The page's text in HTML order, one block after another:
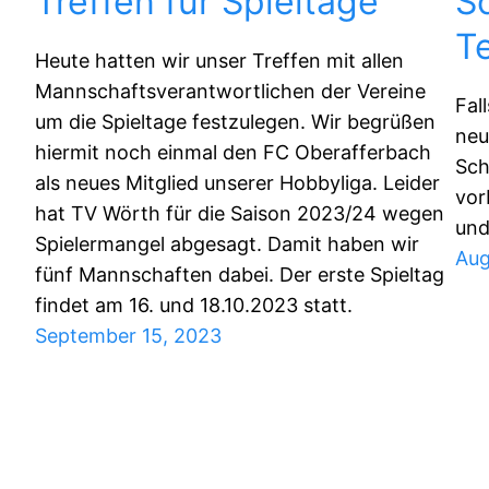
Heute hatten wir unser Treffen mit allen
Mannschaftsverantwortlichen der Vereine
um die Spieltage festzulegen. Wir begrüßen
hiermit noch einmal den FC Oberafferbach
als neues Mitglied unserer Hobbyliga. Leider
hat TV Wörth für die Saison 2023/24 wegen
Spielermangel abgesagt. Damit haben wir
fünf Mannschaften dabei. Der erste Spieltag
findet am 16. und 18.10.2023 statt.
September 15, 2023